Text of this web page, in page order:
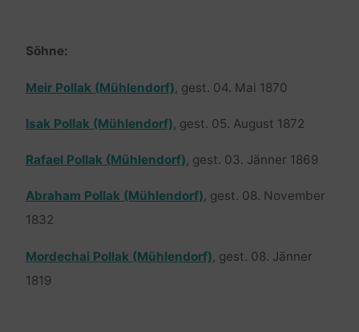
Söhne:
Meir Pollak (Mühlendorf), gest. 04. Mai 1870
Isak Pollak (Mühlendorf), gest. 05. August 1872
Rafael Pollak (Mühlendorf), gest. 03. Jänner 1869
Abraham Pollak (Mühlendorf), gest. 08. November
1832
Mordechai Pollak (Mühlendorf), gest. 08. Jänner
1819